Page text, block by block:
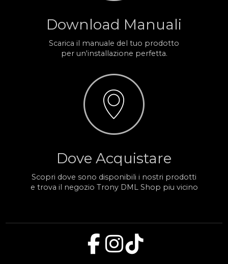
Download Manuali
Scarica il manuale del tuo prodotto
per un'installazione perfetta.
Dove Acquistare
Scopri dove sono disponibili i nostri prodotti
e trova il negozio Trony DML Shop piu vicino